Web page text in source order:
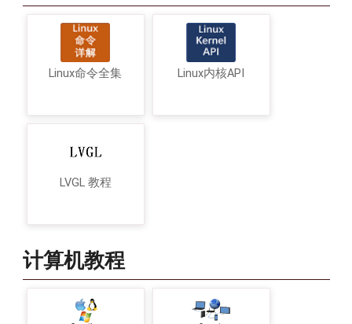
Linux命令全集 Linux内核API
LVGL 教程
计算机教程